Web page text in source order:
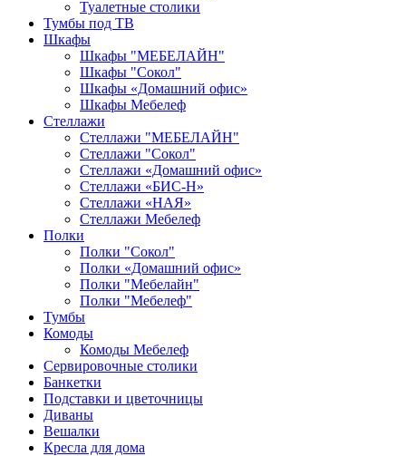
Туалетные столики
Тумбы под ТВ
Шкафы
Шкафы "МЕБЕЛАЙН"
Шкафы "Сокол"
Шкафы «Домашний офис»
Шкафы Мебелеф
Стеллажи
Стеллажи "МЕБЕЛАЙН"
Стеллажи "Сокол"
Стеллажи «Домашний офис»
Стеллажи «БИС-Н»
Стеллажи «НАЯ»
Стеллажи Мебелеф
Полки
Полки "Сокол"
Полки «Домашний офис»
Полки "Мебелайн"
Полки "Мебелеф"
Тумбы
Комоды
Комоды Мебелеф
Сервировочные столики
Банкетки
Подставки и цветочницы
Диваны
Вешалки
Кресла для дома